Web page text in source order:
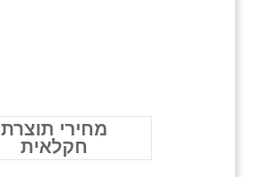
מחירי תוצרת
חקלאית